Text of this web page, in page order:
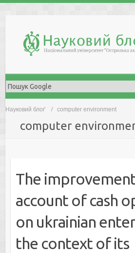
Науковий блоґ computer environment
computer
The
account of cash
on ukrainian
the context of its